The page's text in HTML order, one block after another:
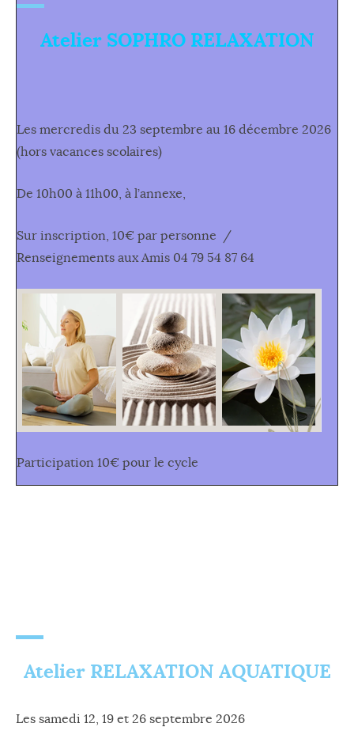
Atelier SOPHRO RELAXATION
Les mercredis du 23 septembre au 16 décembre 2026
(hors vacances scolaires)
De 10h00 à 11h00, à l’annexe,
Sur inscription, 10€ par personne /
Renseignements aux Amis 04 79 54 87 64
Participation 10€ pour le cycle
Atelier RELAXATION AQUATIQUE
Les samedi 12, 19 et 26 septembre 2026